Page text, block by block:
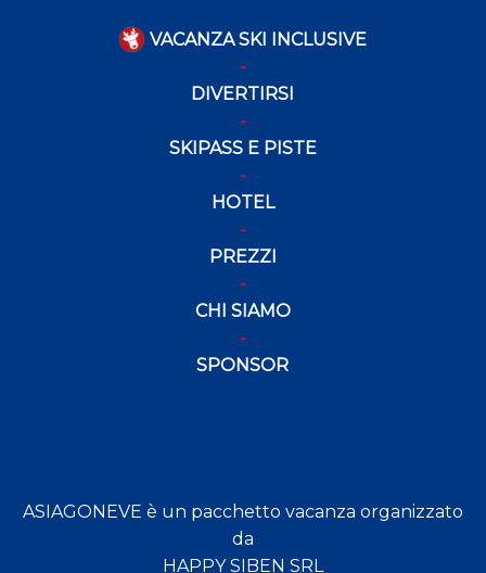
VACANZA SKI INCLUSIVE
DIVERTIRSI
SKIPASS E PISTE
HOTEL
PREZZI
CHI SIAMO
SPONSOR
ASIAGONEVE è un pacchetto vacanza organizzato
da
HAPPY SIBEN SRL